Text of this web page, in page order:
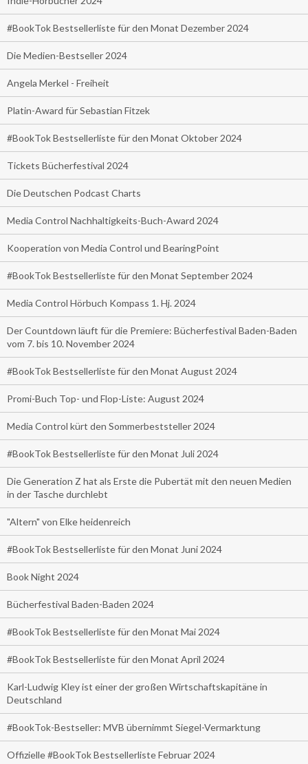
#BookTok Bestsellerliste für den Monat Dezember 2024
Die Medien-Bestseller 2024
Angela Merkel - Freiheit
Platin-Award für Sebastian Fitzek
#BookTok Bestsellerliste für den Monat Oktober 2024
Tickets Bücherfestival 2024
Die Deutschen Podcast Charts
Media Control Nachhaltigkeits-Buch-Award 2024
Kooperation von Media Control und BearingPoint
#BookTok Bestsellerliste für den Monat September 2024
Media Control Hörbuch Kompass 1. Hj. 2024
Der Countdown läuft für die Premiere: Bücherfestival Baden-Baden
vom 7. bis 10. November 2024
#BookTok Bestsellerliste für den Monat August 2024
Promi-Buch Top- und Flop-Liste: August 2024
Media Control kürt den Sommerbeststeller 2024
#BookTok Bestsellerliste für den Monat Juli 2024
Die Generation Z hat als Erste die Pubertät mit den neuen Medien
in der Tasche durchlebt
"Altern" von Elke heidenreich
#BookTok Bestsellerliste für den Monat Juni 2024
Book Night 2024
Bücherfestival Baden-Baden 2024
#BookTok Bestsellerliste für den Monat Mai 2024
#BookTok Bestsellerliste für den Monat April 2024
Karl-Ludwig Kley ist einer der großen Wirtschaftskapitäne in
Deutschland
#BookTok-Bestseller: MVB übernimmt Siegel-Vermarktung
Offizielle #BookTok Bestsellerliste Februar 2024